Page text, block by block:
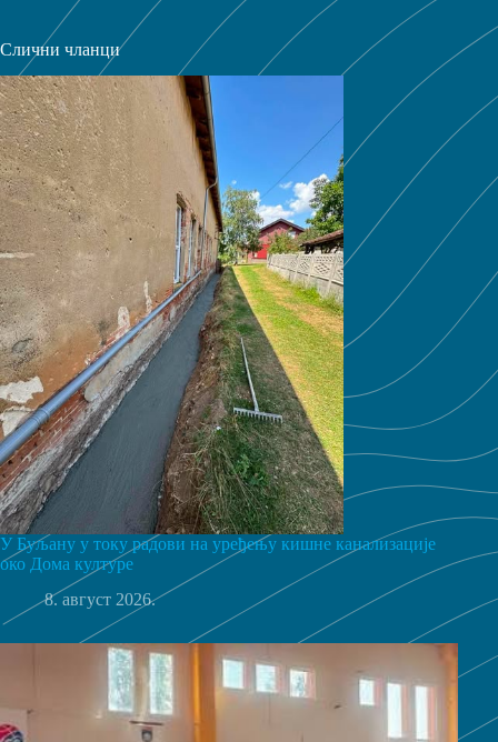
Слични чланци
У Буљану у току радови на уређењу кишне канализације
око Дома културе
8. август 2026.